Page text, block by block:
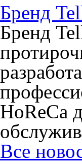
Бренд
Бренд
HoReCa
Все